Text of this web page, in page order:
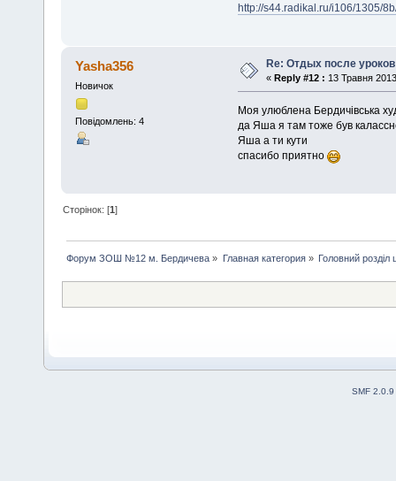
http://s44.radikal.ru/i106/1305/
Yasha356
Новичок
Повідомлень: 4
Re: Отдых после уроков
« Reply #12 : 13 Травня
Моя улюблена Бердичівська
да Яша я там тоже був
Яша а ти кути
спасибо приятно
Сторінок: [1]
Форум ЗОШ №12 м. Бердичева » Главная категория» Головний
SMF 2.0.9